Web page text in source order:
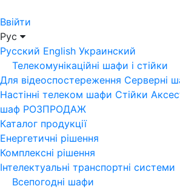
Ввійти
Рус
Русский English Украинский
Телекомунікаційні шафи і стійки
Для відеоспостереження Серверні
Настінні телеком шафи Стійки
шаф РОЗПРОДАЖ
Каталог продукції
Енергетичні рішення
Комплексні рішення
Інтелектуальні транспортні системи
Всепогодні шафи